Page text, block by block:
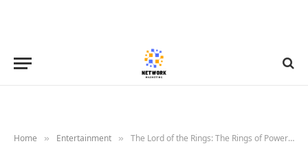
Home » Entertainment » The Lord of the Rings: The Rings of Power Season 3 gets November 2026 release date; Prime Video renews fantasy epic for Season 4